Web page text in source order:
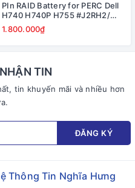
PIn RAID Battery for PERC Dell
H740 H740P H755 #J2RH2/
NWJ48
1.800.000₫
TIN
tin khuyến mãi và nhiều hơn
ĐĂNG KÝ
Thông Tin Nghĩa Hưng